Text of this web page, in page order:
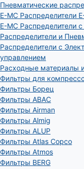
Пневматические
E-MC Распределители
E-MC Распределители
Распределители и
Распределители с
управлением
Расходные материалы
Фильтры для
Фильтры Борец
Фильтры ABAC
Фильтры Airman
Фильтры Almig
Фильтры ALUP
Фильтры Atlas Copco
Фильтры Atmos
Фильтры BERG